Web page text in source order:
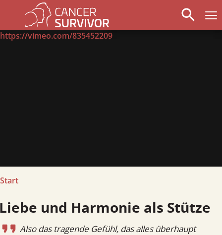
search
arrow_left
https://vimeo.com/835452209
Start
Liebe und Harmonie als Stütze
Also das tragende Gefühl, das alles überhaupt